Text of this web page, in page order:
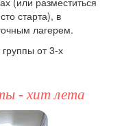
старта), в
лагерем.
от 3-х
- хит лета